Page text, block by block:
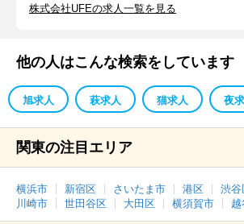
株式会社UFEの求人一覧を見る
他の人はこんな検索をしています
旭求人 萩求人 猫求人 夜
関東の注目エリア
横浜市 新宿区 さいたま市 港区 渋谷
川崎市
世田谷区 大田区 横須賀市 越